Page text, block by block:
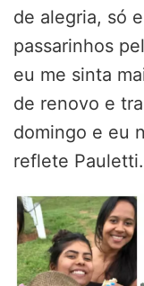
de alegria, só
passarinhos
eu me sinta
de renovo e
domingo e eu
reflete Pauletti.